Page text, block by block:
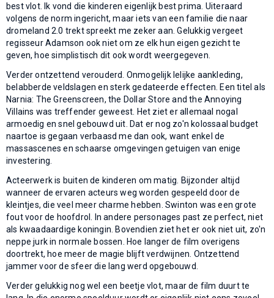
best vlot. Ik vond die kinderen eigenlijk best prima. Uiteraard
volgens de norm ingericht, maar iets van een familie die naar
dromeland 2.0 trekt spreekt me zeker aan. Gelukkig vergeet
regisseur Adamson ook niet om ze elk hun eigen gezicht te
geven, hoe simplistisch dit ook wordt weergegeven.
Verder ontzettend verouderd. Onmogelijk lelijke aankleding,
belabberde veldslagen en sterk gedateerde effecten. Een titel als
Narnia: The Greenscreen, the Dollar Store and the Annoying
Villains was treffender geweest. Het ziet er allemaal nogal
armoedig en snel gebouwd uit. Dat er nog zo'n kolossaal budget
naartoe is gegaan verbaasd me dan ook, want enkel de
massascenes en schaarse omgevingen getuigen van enige
investering.
Acteerwerk is buiten de kinderen om matig. Bijzonder altijd
wanneer de ervaren acteurs weg worden gespeeld door de
kleintjes, die veel meer charme hebben. Swinton was een grote
fout voor de hoofdrol. In andere personages past ze perfect, niet
als kwaadaardige koningin. Bovendien ziet het er ook niet uit, zo'n
neppe jurk in normale bossen. Hoe langer de film overigens
doortrekt, hoe meer de magie blijft verdwijnen. Ontzettend
jammer voor de sfeer die lang werd opgebouwd.
Verder gelukkig nog wel een beetje vlot, maar de film duurt te